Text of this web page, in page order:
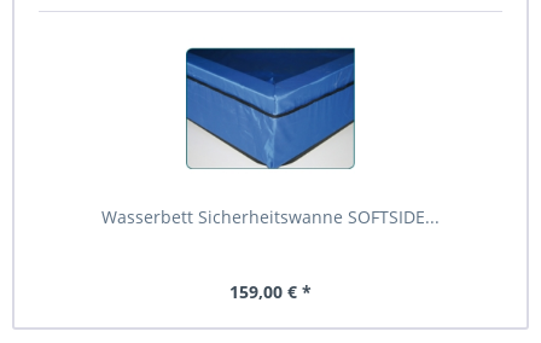
Wasserbett Sicherheitswanne SOFTSIDE...
159,00 € *